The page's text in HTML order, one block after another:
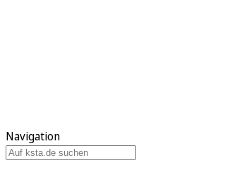
Navigation